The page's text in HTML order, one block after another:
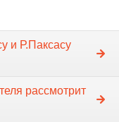
и Р.Паксасу
рассмотрит